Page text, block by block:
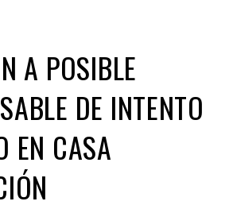
A POSIBLE
DE INTENTO
EN CASA